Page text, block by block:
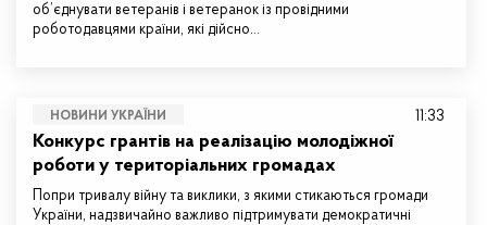
об’єднувати ветеранів і ветеранок із провідними
роботодавцями країни, які дійсно…
НОВИНИ УКРАЇНИ
Конкурс грантів на реалізацію молодіжної
роботи у територіальних громадах
Попри тривалу війну та виклики, з якими стикаються громади
України, надзвичайно важливо підтримувати демократичні
11:33